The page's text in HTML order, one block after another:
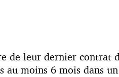
de leur dernier contrat
au moins 6 mois dans